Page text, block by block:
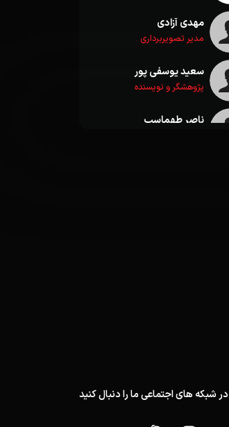
مهدی آزادی
مدیر تصویربرداری
سعید یوسفی پور
پژوهشگر و نویسنده
ناصر طهماسب
در شبکه های اجتماعی ما را دنبال کنید